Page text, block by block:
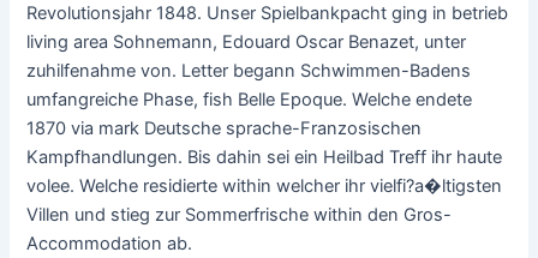
Revolutionsjahr 1848. Unser Spielbankpacht ging in betrieb
living area Sohnemann, Edouard Oscar Benazet, unter
zuhilfenahme von. Letter begann Schwimmen-Badens
umfangreiche Phase, fish Belle Epoque. Welche endete
1870 via mark Deutsche sprache-Franzosischen
Kampfhandlungen. Bis dahin sei ein Heilbad Treff ihr haute
volee. Welche residierte within welcher ihr vielfi?a�ltigsten
Villen und stieg zur Sommerfrische within den Gros-
Accommodation ab.